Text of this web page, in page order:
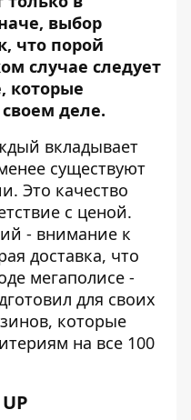
выбор
что порой
случае следует
которые
деле.
вкладывает
существуют
Это качество
с ценой.
- внимание к
доставка, что
мегаполисе -
для своих
которые
на все 100